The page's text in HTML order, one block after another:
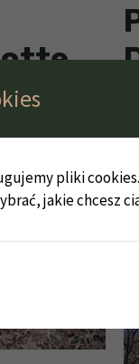
pliki
jakie chcesz